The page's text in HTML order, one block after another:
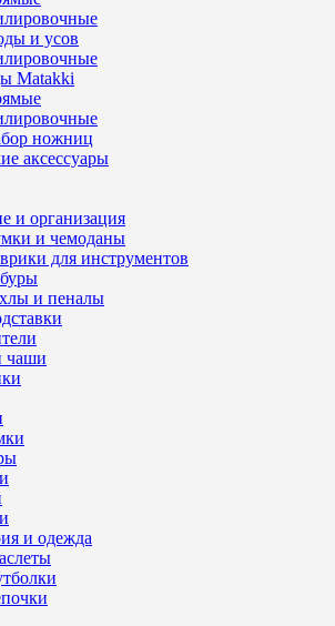
и усов
Matakki
ножниц
аксессуары
и организация
и чемоданы
для инструментов
и пеналы
чаши
и одежда